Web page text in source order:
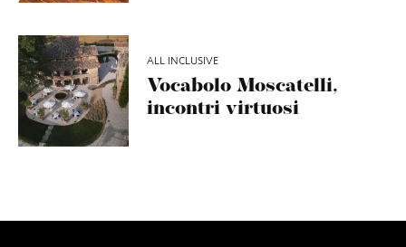
ALL INCLUSIVE
Vocabolo Moscatelli,
incontri virtuosi